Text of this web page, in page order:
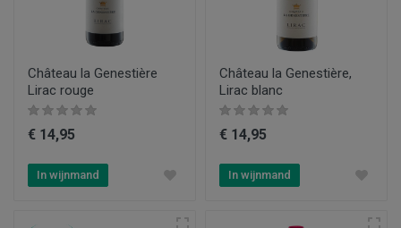
Château la Genestière
Lirac rouge
€ 14,95
In wijnmand
Château la Genestière,
Lirac blanc
€ 14,95
In wijnmand